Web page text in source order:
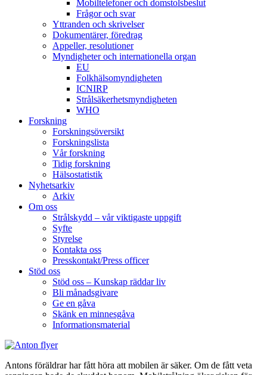
Mobiltelefoner och domstolsbeslut
Frågor och svar
Yttranden och skrivelser
Dokumentärer, föredrag
Appeller, resolutioner
Myndigheter och internationella organ
EU
Folkhälsomyndigheten
ICNIRP
Strålsäkerhetsmyndigheten
WHO
Forskning
Forskningsöversikt
Forskningslista
Vår forskning
Tidig forskning
Hälsostatistik
Nyhetsarkiv
Arkiv
Om oss
Strålskydd – vår viktigaste uppgift
Syfte
Styrelse
Kontakta oss
Presskontakt/Press officer
Stöd oss
Stöd oss – Kunskap räddar liv
Bli månadsgivare
Ge en gåva
Skänk en minnesgåva
Informationsmaterial
Antons föräldrar har fått höra att mobilen är säker. Om de fått veta